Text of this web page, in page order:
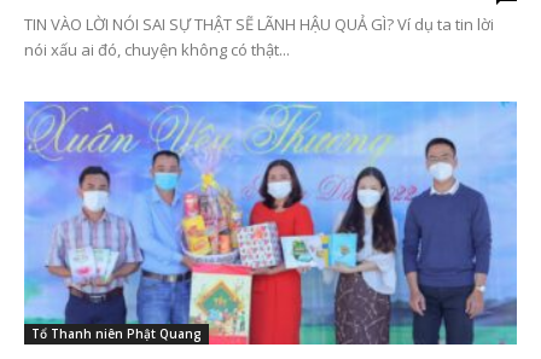
TIN VÀO LỜI NÓI SAI SỰ THẬT SẼ LÃNH HẬU QUẢ GÌ? Ví dụ ta tin lời
nói xấu ai đó, chuyện không có thật...
Tổ Thanh niên Phật Quang